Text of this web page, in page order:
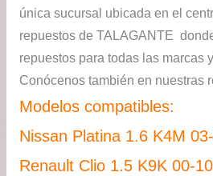
única sucursal ubicada en el
repuestos de TALAGANTE
repuestos para todas las marcas
Conócenos también en nuestras
Modelos compatibles:
Nissan Platina 1.6 K4M
Renault Clio 1.5 K9K 00-10